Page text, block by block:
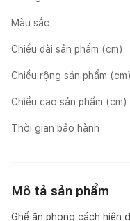
Màu sắc
Chiều dài sản phẩm (cm)
Chiều rộng sản phẩm (cm)
Chiều cao sản phẩm (cm)
Thời gian bảo hành
Mô tả sản phẩm
Ghế ăn phong cách hiện